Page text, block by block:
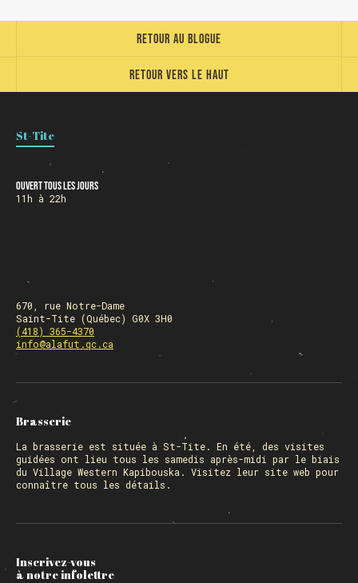
Retour vers le haut
Retour au blogue
St-Tite
Ouvert tous les jours
11h à 22h
670, rue Notre-Dame
Saint-Tite (Québec) G0X 3H0
(418) 365-4370
info@alafut.qc.ca
Brasserie
La brasserie est située à St-Tite. En été, des visites
guidées ont lieu tous les samedis après-midi par le biais
du Village Western Kapibouska. Visitez leur site web pour
connaître tous les détails.
Inscrivez-vous
à notre infolettre
FERMÉ 31 déc. et 01 janvier